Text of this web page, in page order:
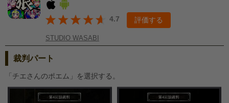
4.7 評価する
STUDIO WASABI
裁判パート
「チエさんのポエム」を選択する。